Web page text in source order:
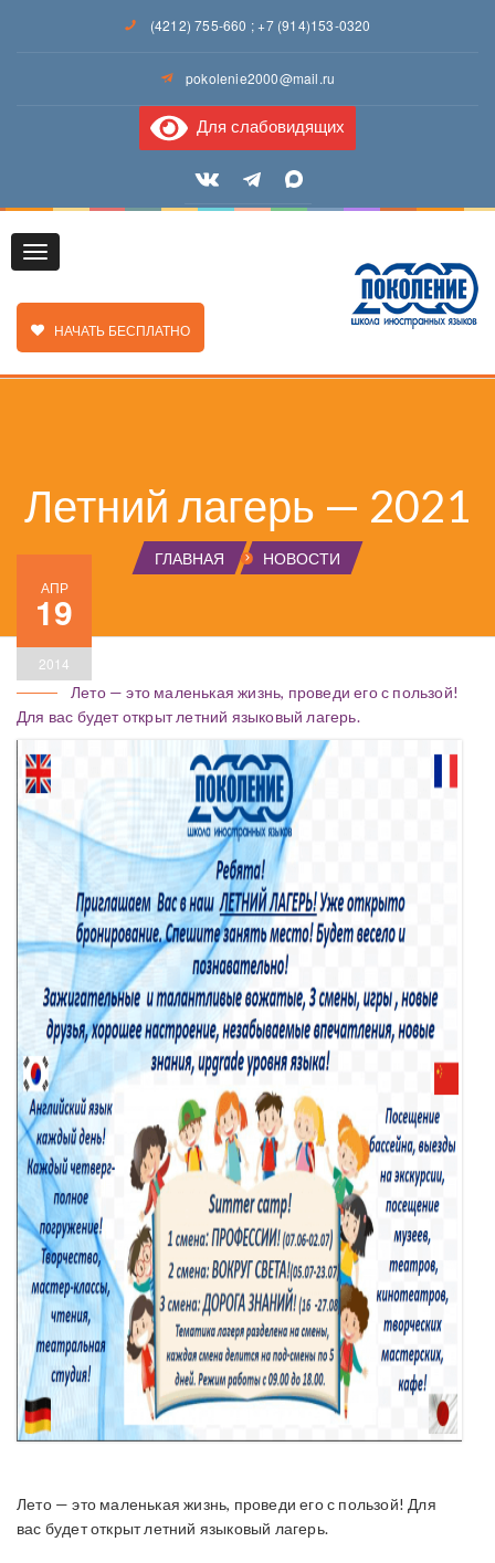
(4212) 755-660 ;+7 (914)153-0320
pokolenie2000@mail.ru
Для слабовидящих
Toggle
ЗАКАЗАТЬ ЗВОНОК
НАЧАТЬ БЕСПЛАТНО
Летний лагерь — 2021
ГЛАВНАЯ НОВОСТИ
АПР
19
2014
Лето — это маленькая жизнь, проведи его с пользой!
Для вас будет открыт летний языковый лагерь.
Лето — это маленькая жизнь, проведи его с пользой! Для
вас будет открыт летний языковый лагерь.